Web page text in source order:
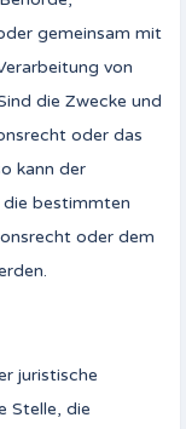
gemeinsam mit
von
die Zwecke und
oder das
kann der
die bestimmten
oder dem
juristische
Stelle, die